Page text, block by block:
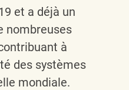
et a déjà un
nombreuses
à
des systèmes
mondiale.